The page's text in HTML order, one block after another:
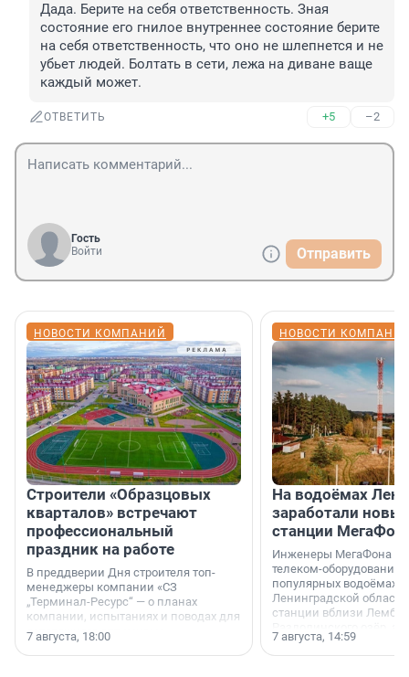
Дада. Берите на себя ответственность. Зная
состояние его гнилое внутреннее состояние берите
на себя ответственность, что оно не шлепнется и не
убьет людей. Болтать в сети, лежа на диване ваще
каждый может.
ОТВЕТИТЬ +5 –2
Гость
Войти
Отправить
НОВОСТИ КОМПАНИЙ
Строители «Образцовых
кварталов» встречают
профессиональный
праздник на работе
В преддверии Дня строителя топ-
менеджеры компании «СЗ
„Терминал-Ресурс“ — о планах
компании, испытаниях и поводах для
осторожного оптимизма.
7 августа, 18:00
НОВОСТИ
На водоёмах
заработали
станции
Инженеры МегаФона
телеком-оборудование
популярных водоёмах
Ленинградской
станции вблизи
недалеко от Большого
водопада.
7 августа, 14:59